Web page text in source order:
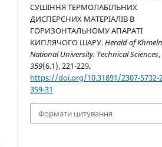
СУШІННЯ ТЕРМОЛАБІЛЬНИХ
ДИСПЕРСНИХ МАТЕРІАЛІВ В
ГОРИЗОНТАЛЬНОМУ АПАРАТІ
КИПЛЯЧОГО ШАРУ.Herald of
National University. Technical Sciences,
359(6.1), 221-229.
https://doi.org/10.31891/2307-5732-
359-31
Формати цитування